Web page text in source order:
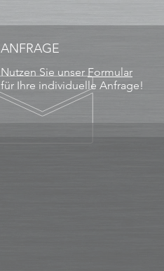
ANFRAGE
Nutzen Sie unser Formular
für Ihre individuelle Anfrage!